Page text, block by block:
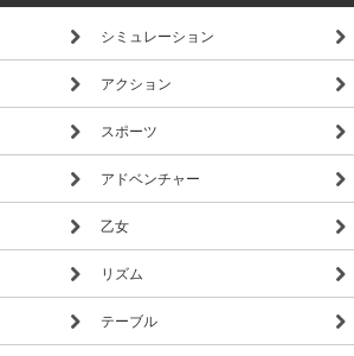
ュエル対決！
ァンをも唸らせる奥深い戦略性！
！
しいカードが約300種！
シリーズに登場するヒーローたちを完全
て強力なボスを討伐しよう！
イプのカードを使いこなして渾身のデッ
シミュレーション
アクション
スポーツ
アドベンチャー
乙女
リズム
テーブル